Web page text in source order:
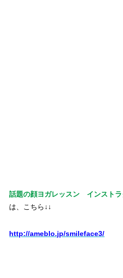
話題の顔ヨガレッスン インスト
は、こちら↓↓
http://ameblo.jp/smileface3/